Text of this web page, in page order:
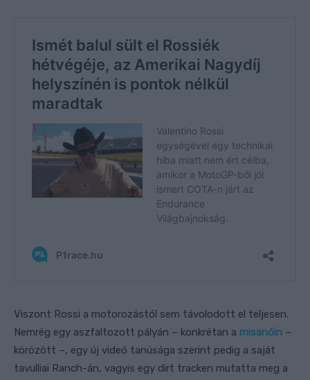
Viszont Rossi a motorozástól sem távolodott el teljesen.
Nemrég egy aszfaltozott pályán – konkrétan a misanóin –
körözött –, egy új videó tanúsága szerint pedig a saját
tavulliai Ranch-án, vagyis egy dirt tracken mutatta meg a